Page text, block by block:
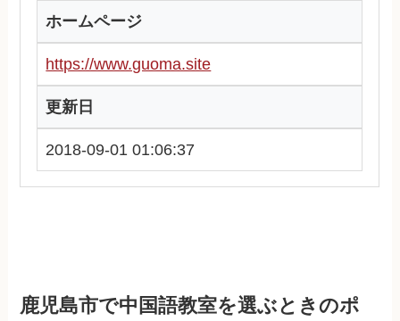
ホームページ
https://www.guoma.site
更新日
2018-09-01 01:06:37
鹿児島市で中国語教室を選ぶときのポ